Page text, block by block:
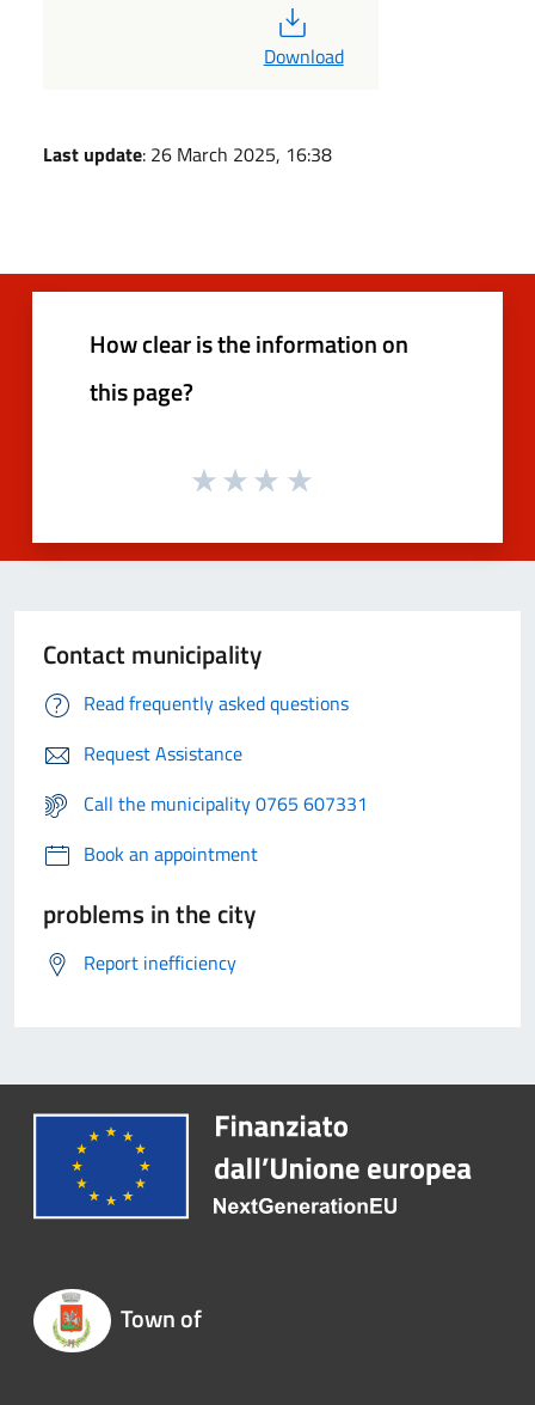
Download
Last update: 26 March 2025, 16:38
How clear is the information on
this page?
Contact municipality
Read frequently asked questions
Request Assistance
Call the municipality 0765 607331
Book an appointment
problems in the city
Report inefficiency
Town of